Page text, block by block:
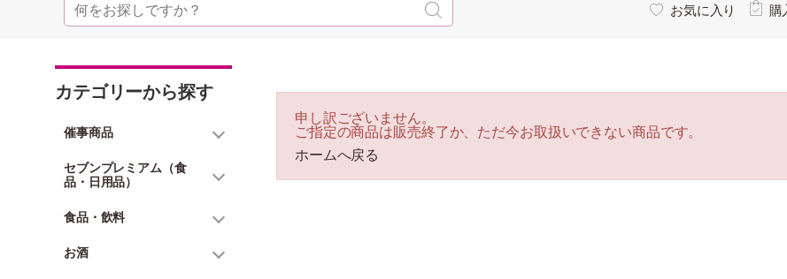
お気に入り 購
カテゴリーから探す
催事商品
セブンプレミアム（食
品・日用品）
食品・飲料
お酒
申し訳ございません。
ご指定の商品は販売終了か、ただ今お取扱いできない商品です。
ホームへ戻る